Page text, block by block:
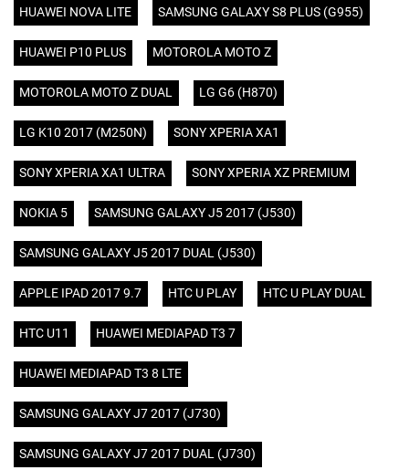
HUAWEI NOVA LITE SAMSUNG GALAXY S8 PLUS (G955)
HUAWEI P10 PLUS MOTOROLA MOTO Z
MOTOROLA MOTO Z DUAL LG G6 (H870)
LG K10 2017 (M250N) SONY XPERIA XA1
SONY XPERIA XA1 ULTRA SONY XPERIA XZ PREMIUM
NOKIA 5 SAMSUNG GALAXY J5 2017 (J530)
SAMSUNG GALAXY J5 2017 DUAL (J530)
APPLE IPAD 2017 9.7 HTC U PLAY HTC U PLAY DUAL
HTC U11 HUAWEI MEDIAPAD T3 7
HUAWEI MEDIAPAD T3 8 LTE
SAMSUNG GALAXY J7 2017 (J730)
SAMSUNG GALAXY J7 2017 DUAL (J730)